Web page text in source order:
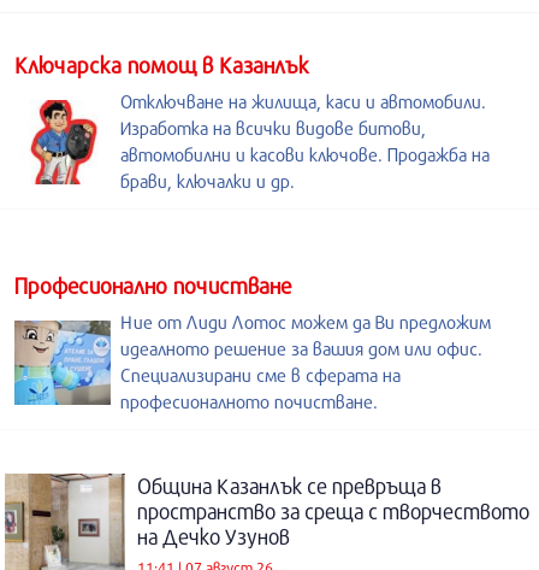
Kлючарска помощ в Казанлък
Отключване на жилища, каси и автомобили.
Изработка на всички видове битови,
автомобилни и касови ключове. Продажба на
брави, ключалки и др.
Професионално почистване
Ние от Лиди Лотос можем да Ви предложим
идеалното решение за вашия дом или офис.
Специализирани сме в сферата на
професионалното почистване.
Община Казанлък се превръща в
пространство за среща с творчеството
на Дечко Узунов